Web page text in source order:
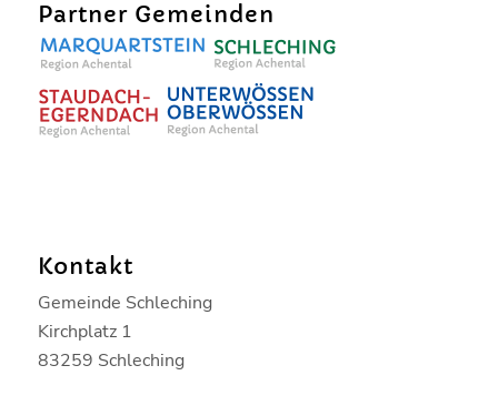
Partner Gemeinden
Kontakt
Gemeinde Schleching
Kirchplatz 1
83259 Schleching